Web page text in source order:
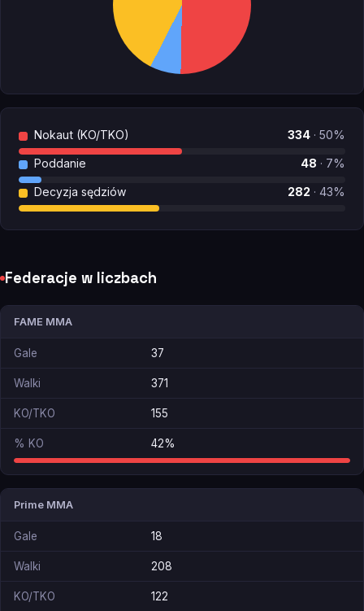
Nokaut (KO/TKO) 334 · 50%
Poddanie 48 · 7%
Decyzja sędziów 282 · 43%
Federacje w liczbach
FAME MMA
Gale 37
Walki 371
KO/TKO 155
% KO 42%
Prime MMA
Gale 18
Walki 208
KO/TKO 122